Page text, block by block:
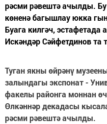
рәсми рәвештә ачылды.
көненә багышлау юкка
Буага килгәч,
Искәндәр Сәйфетдинов та
Туган якны өйрәнү
залындагы экспонат -
факелы районга моннан өч
Өлкәннәр декадасы
рәсми рәвештә ачылды.